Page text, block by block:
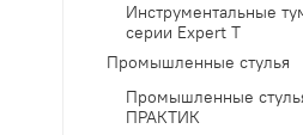
Инструментальные
серии Expert T
Промышленные стулья
Промышленные
ПРАКТИК